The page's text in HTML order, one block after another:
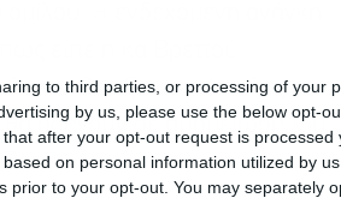
to third parties, or processing of your
by us, please use the below opt-
after your opt-out request is processed
on personal information utilized by
prior to your opt-out. You may separately
Η ενδεχόμενη ανάγκη
είπε η κα Βρεττού,
θα εξεταστούν όλες οι
θα οδηγούν σε απομείωση του